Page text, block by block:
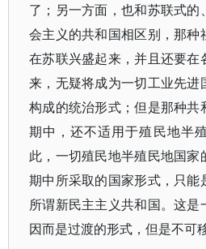
了；另一方面，也和苏联式的
会主义的共和国相区别，那种
在苏联兴盛起来，并且还要在
来，无疑将成为一切工业先进
构成的统治形式；但是那种共
期中，还不适用于殖民地半
此，一切殖民地半殖民地国
期中所采取的国家形式，只能
所谓新民主主义共和国。这是
因而是过渡的形式，但是不可